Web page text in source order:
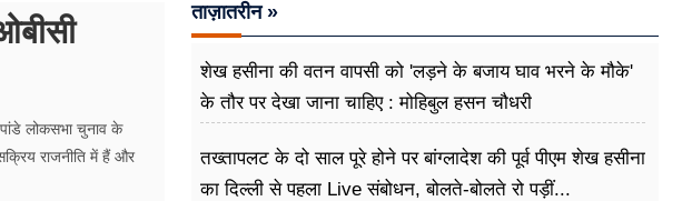
पांडे लोकसभा चुनाव के
राजनीति में हैं और
ताज़ातरीन »
शेख हसीना की वतन वापसी को 'लड़ने के बजाय घाव भरने के मौके'
के तौर पर देखा जाना चाहिए : मोहिबुल हसन चौधरी
तख्तापलट के दो साल पूरे होने पर बांग्लादेश की पूर्व पीएम शेख हसीना
का दिल्ली से पहला Live संबोधन, बोलते-बोलते रो पड़ीं...